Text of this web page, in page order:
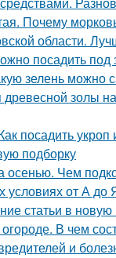
Почему
области.
посадить под
зелень можно
золы
посадить укроп
подборку
Чем
от А до
статьи в новую
В чем
и